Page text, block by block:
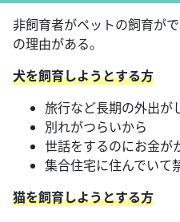
非飼育者がペットの飼育が
の理由がある。
犬を飼育しようとする方
旅行など長期の外出が
別れがつらいから
世話をするのにお金が
集合住宅に住んでいて
猫を飼育しようとする方